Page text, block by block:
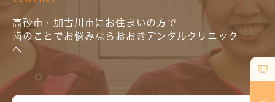
高砂市・加古川市にお住まいの方で
歯のことでお悩みならおおきデンタルクリニック
へ